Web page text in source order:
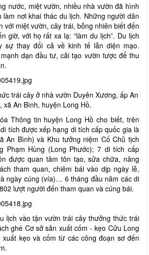
nước, miệt vườn, nhiều nhà vườn đã hình
làm nơi khai thác du lịch. Những người dân
với miệt vườn, cây trái, bỗng nhiên biết đến
giờ, với họ rất xa lạ: “làm du lịch”. Du lịch
sự thay đổi cả về kinh tế lẫn diện mạo.
dạn đầu tư, cải tạo vườn tược để thu
trái cây ở nhà vườn Duyên Xương, ấp An
xã An Bình, huyện Long Hồ.
Thông tin huyện Long Hồ cho biết, trên
tích được xếp hạng di tích cấp quốc gia là
An Bình) và Khu tưởng niệm Cố Chủ tịch
Phạm Hùng (Long Phước); 7 di tích cấp
được quan tâm tôn tạo, sửa chữa, nâng
tham quan, chiêm bái vào dịp ngày lễ,
ngày cúng (vía)… 6 tháng đầu năm các di
lượt người đến tham quan và cúng bái.
lịch vào tận vườn trái cây thưởng thức trái
ghé Cơ sở sản xuất cốm - kẹo Cửu Long
kẹo và cốm từ các công đoạn sơ đến